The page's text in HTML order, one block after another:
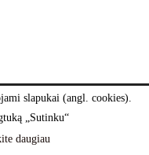
slapukai (angl. cookies).
„Sutinku“
daugiau